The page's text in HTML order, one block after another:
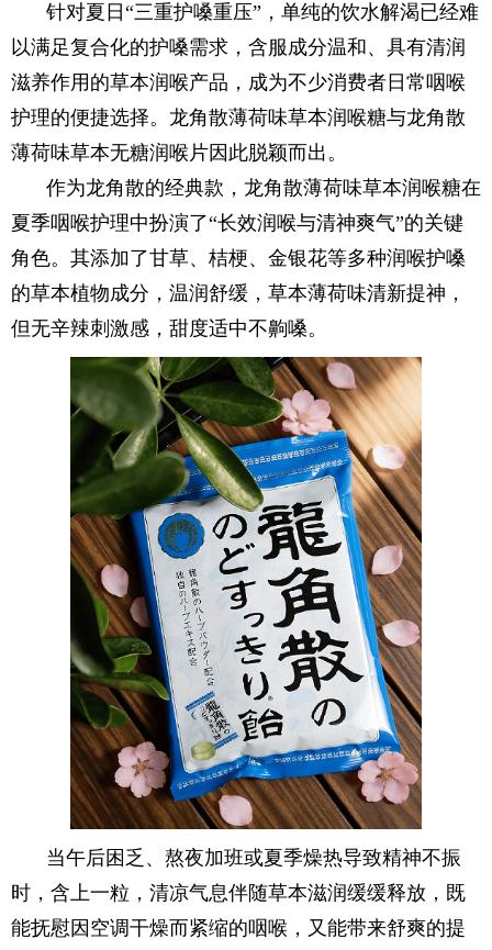
针对夏日“三重护嗓重压”，单纯的饮水解渴已经难
以满足复合化的护嗓需求，含服成分温和、具有清润
滋养作用的草本润喉产品，成为不少消费者日常咽喉
护理的便捷选择。龙角散薄荷味草本润喉糖与龙角散
薄荷味草本无糖润喉片因此脱颖而出。
作为龙角散的经典款，龙角散薄荷味草本润喉糖在
夏季咽喉护理中扮演了“长效润喉与清神爽气”的关键
角色。其添加了甘草、桔梗、金银花等多种润喉护嗓
的草本植物成分，温润舒缓，草本薄荷味清新提神，
但无辛辣刺激感，甜度适中不齁嗓。
当午后困乏、熬夜加班或夏季燥热导致精神不振
时，含上一粒，清凉气息伴随草本滋润缓缓释放，既
能抚慰因空调干燥而紧缩的咽喉，又能带来舒爽的提